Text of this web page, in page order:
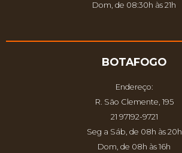
Dom, de 08:30h às 21h
BOTAFOGO
Endereço:
R. São Clemente, 195
21 97192-9721
Seg a Sáb, de 08h às 20h
Dom, de 08h às 16h